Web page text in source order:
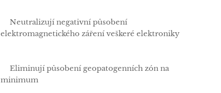
✅Neutralizují negativní působení
elektromagnetického záření veškeré elektroniky
✅Eliminují působení geopatogenních zón na
minimum